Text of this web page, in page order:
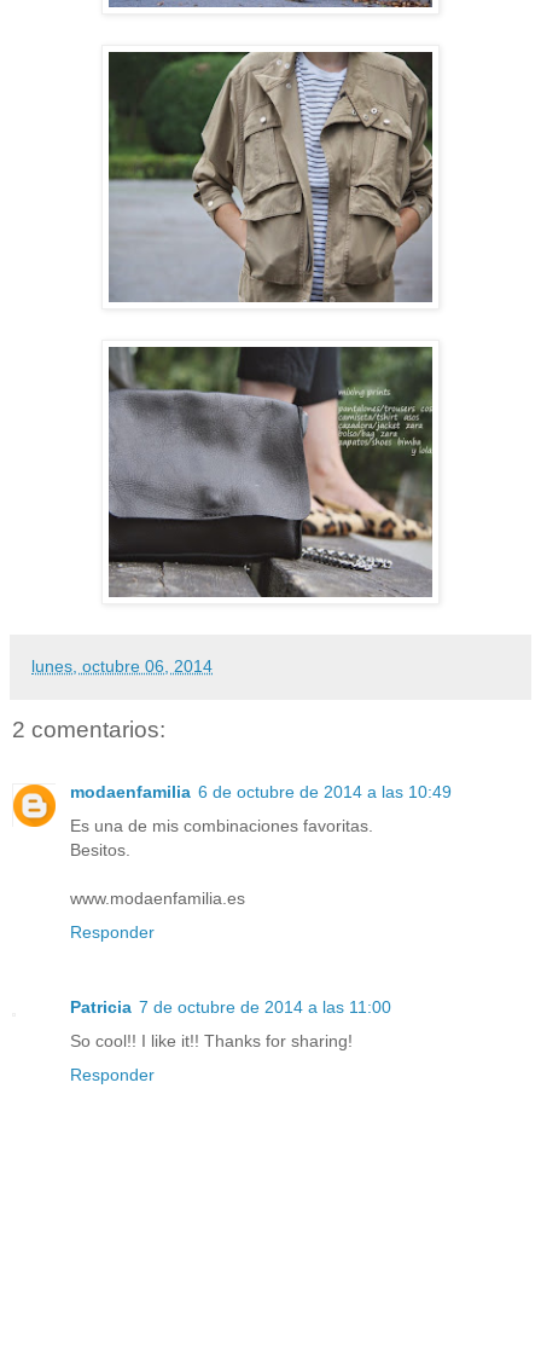
lunes, octubre 06, 2014
2 comentarios:
modaenfamilia 6 de octubre de 2014 a las 10:49
Es una de mis combinaciones favoritas.
Besitos.
www.modaenfamilia.es
Responder
Patricia 7 de octubre de 2014 a las 11:00
So cool!! I like it!! Thanks for sharing!
Responder